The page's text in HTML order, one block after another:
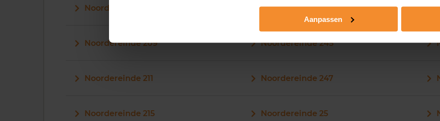
Aanpassen
Noordereinde 207
Noordereinde 209
Noordereinde 211
Noordereinde 215
Noordereinde 243A
Noordereinde 245
Noordereinde 247
Noordereinde 25